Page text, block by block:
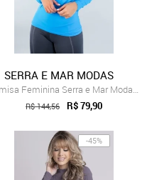
SERRA E MAR MODAS
Camisa Feminina Serra e Mar Modas Térmic...
R$ 144,56 R$ 79,90
-45%